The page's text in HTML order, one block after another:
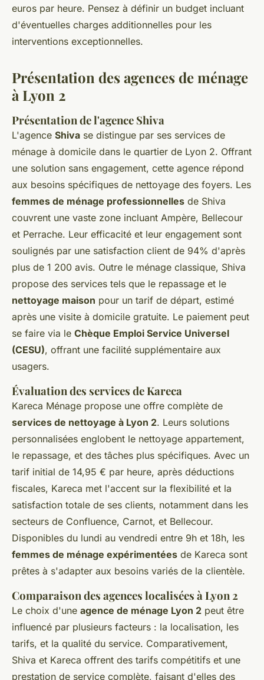
euros par heure. Pensez à définir un budget incluant
d'éventuelles charges additionnelles pour les
interventions exceptionnelles.
Présentation des agences de ménage
à Lyon 2
Présentation de l'agence Shiva
L'agence Shiva se distingue par ses services de
ménage à domicile dans le quartier de Lyon 2. Offrant
une solution sans engagement, cette agence répond
aux besoins spécifiques de nettoyage des foyers. Les
femmes de ménage professionnelles de Shiva
couvrent une vaste zone incluant Ampère, Bellecour
et Perrache. Leur efficacité et leur engagement sont
soulignés par une satisfaction client de 94% d'après
plus de 1 200 avis. Outre le ménage classique, Shiva
propose des services tels que le repassage et le
nettoyage maison pour un tarif de départ, estimé
après une visite à domicile gratuite. Le paiement peut
se faire via le Chèque Emploi Service Universel
(CESU), offrant une facilité supplémentaire aux
usagers.
Évaluation des services de Kareca
Kareca Ménage propose une offre complète de
services de nettoyage à Lyon 2. Leurs solutions
personnalisées englobent le nettoyage appartement,
le repassage, et des tâches plus spécifiques. Avec un
tarif initial de 14,95 € par heure, après déductions
fiscales, Kareca met l'accent sur la flexibilité et la
satisfaction totale de ses clients, notamment dans les
secteurs de Confluence, Carnot, et Bellecour.
Disponibles du lundi au vendredi entre 9h et 18h, les
femmes de ménage expérimentées de Kareca sont
prêtes à s'adapter aux besoins variés de la clientèle.
Comparaison des agences localisées à Lyon 2
Le choix d'une agence de ménage Lyon 2 peut être
influencé par plusieurs facteurs : la localisation, les
tarifs, et la qualité du service. Comparativement,
Shiva et Kareca offrent des tarifs compétitifs et une
prestation de service complète, faisant d'elles des